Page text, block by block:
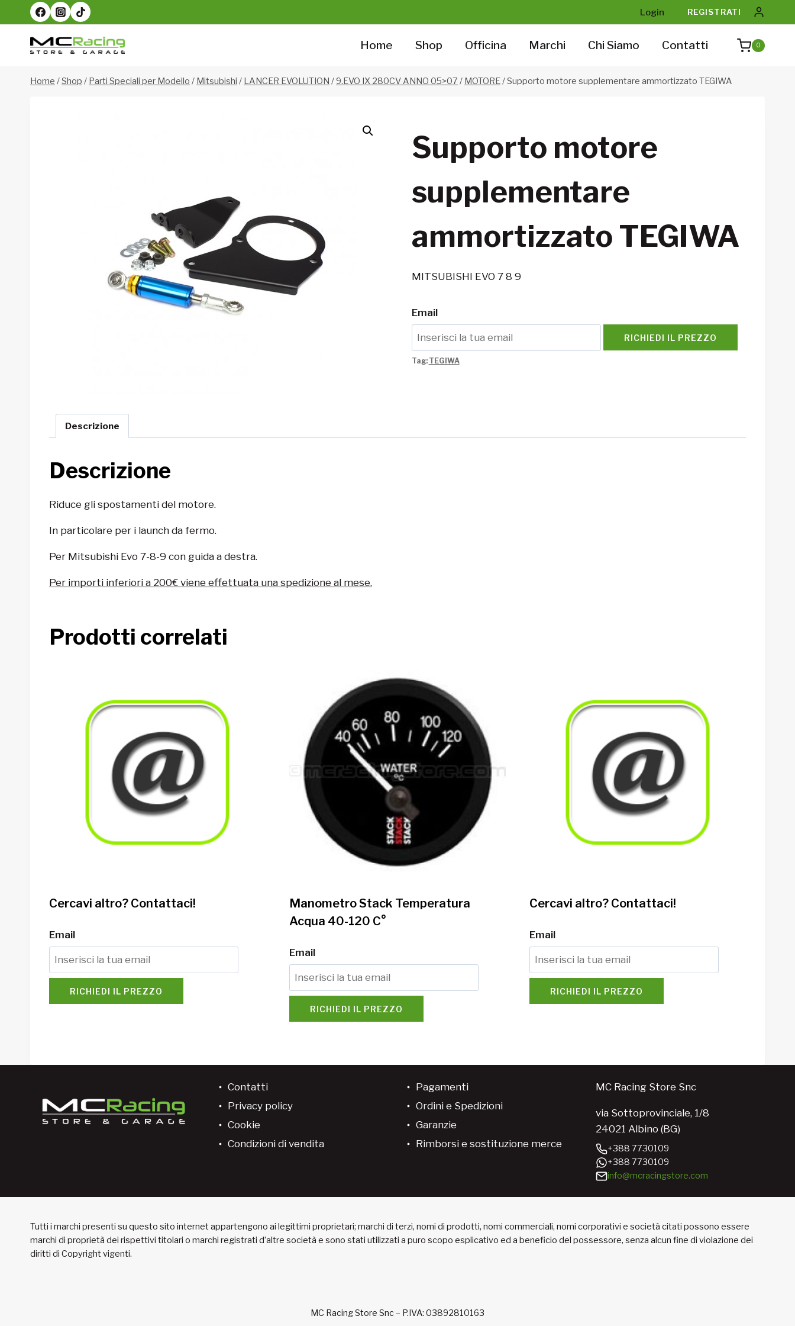
al
contenuto
Login REGISTRATI
Home Shop Officina Marchi Chi Siamo Contatti 0
Home /Shop / Parti Speciali per Modello / Mitsubishi / LANCER EVOLUTION /9.EVO IX 280CV ANNO 05>07 / MOTORE/Supporto motore supplementare ammortizzato TEGIWA
Supporto motore
supplementare
ammortizzato TEGIWA
MITSUBISHI EVO 7 8 9
Email
RICHIEDI IL PREZZO
Tag: TEGIWA
Descrizione
Descrizione
Riduce gli spostamenti del motore.
In particolare per i launch da fermo.
Per Mitsubishi Evo 7-8-9 con guida a destra.
Per importi inferiori a 200€ viene effettuata una spedizione al mese.
Prodotti correlati
Cercavi altro? Contattaci!
Email
RICHIEDI IL PREZZO
Manometro Stack Temperatura
Acqua 40-120 C°
Email
RICHIEDI IL PREZZO
Cercavi altro? Contattaci!
Email
RICHIEDI IL PREZZO
Contatti
Privacy policy
Cookie
Condizioni di vendita
Pagamenti
Ordini e Spedizioni
Garanzie
Rimborsi e sostituzione merce
MC Racing Store Snc
via Sottoprovinciale, 1/8
24021 Albino (BG)
+388 7730109
+388 7730109
info@mcracingstore.com
Tutti i marchi presenti su questo sito internet appartengono ai legittimi proprietari; marchi di terzi, nomi di prodotti, nomi commerciali, nomi corporativi e società citati possono essere
marchi di proprietà dei rispettivi titolari o marchi registrati d’altre società e sono stati utilizzati a puro scopo esplicativo ed a beneficio del possessore, senza alcun fine di violazione dei
diritti di Copyright vigenti.
MC Racing Store Snc – P.IVA: 03892810163